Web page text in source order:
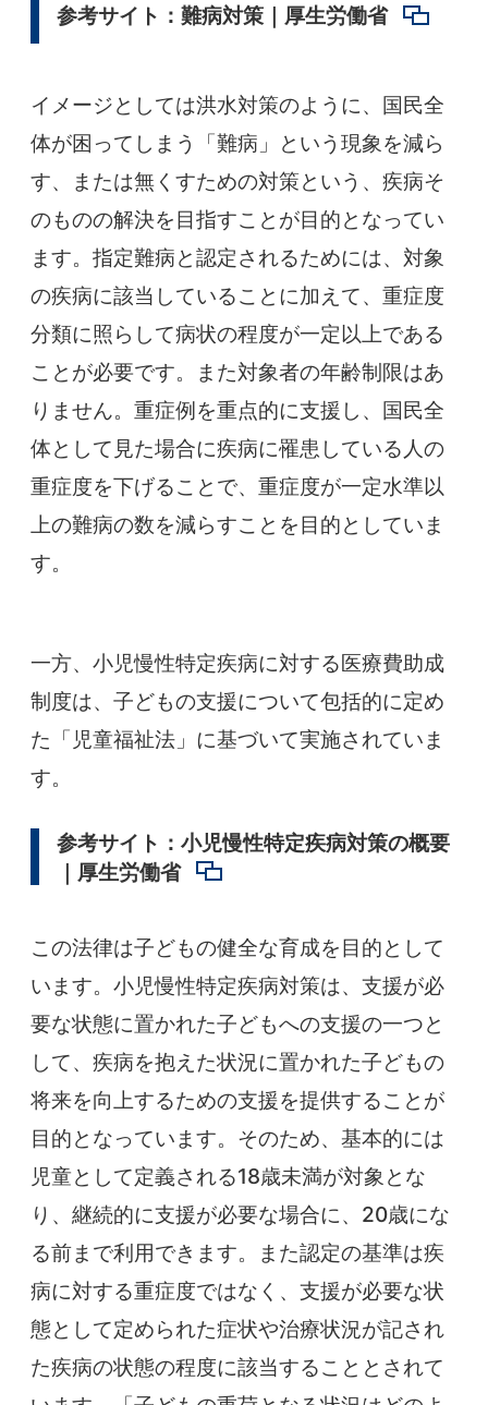
参考サイト：難病対策｜厚生労働省
イメージとしては洪水対策のように、国民全
体が困ってしまう「難病」という現象を減ら
す、または無くすための対策という、疾病そ
のものの解決を目指すことが目的となってい
ます。指定難病と認定されるためには、対象
の疾病に該当していることに加えて、重症度
分類に照らして病状の程度が一定以上である
ことが必要です。また対象者の年齢制限はあ
りません。重症例を重点的に支援し、国民全
体として見た場合に疾病に罹患している人の
重症度を下げることで、重症度が一定水準以
上の難病の数を減らすことを目的としていま
す。
一方、小児慢性特定疾病に対する医療費助成
制度は、子どもの支援について包括的に定め
た「児童福祉法」に基づいて実施されていま
す。
参考サイト：小児慢性特定疾病対策の概要
｜厚生労働省
この法律は子どもの健全な育成を目的として
います。小児慢性特定疾病対策は、支援が必
要な状態に置かれた子どもへの支援の一つと
して、疾病を抱えた状況に置かれた子どもの
将来を向上するための支援を提供することが
目的となっています。そのため、基本的には
児童として定義される18歳未満が対象とな
り、継続的に支援が必要な場合に、20歳にな
る前まで利用できます。また認定の基準は疾
病に対する重症度ではなく、支援が必要な状
態として定められた症状や治療状況が記され
た疾病の状態の程度に該当することとされて